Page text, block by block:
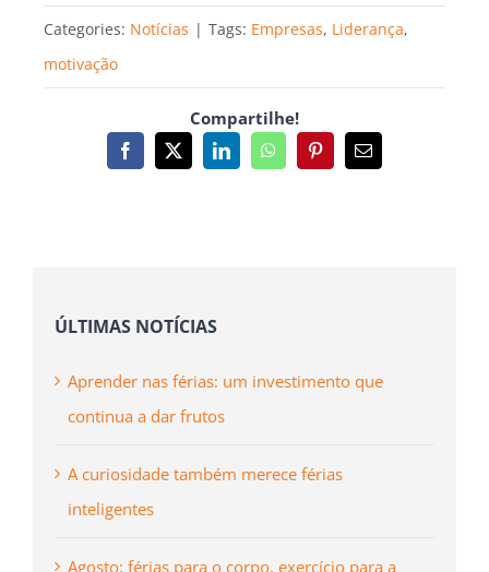
Categories: Notícias | Tags: Empresas, Liderança,
motivação
Compartilhe!
Facebook
X LinkedInWhatsAppPinterestEmail
(necessário
ÚLTIMAS NOTÍCIAS
Aprender nas férias: um investimento que
continua a dar frutos
A curiosidade também merece férias
inteligentes
Agosto: férias para o corpo, exercício para a